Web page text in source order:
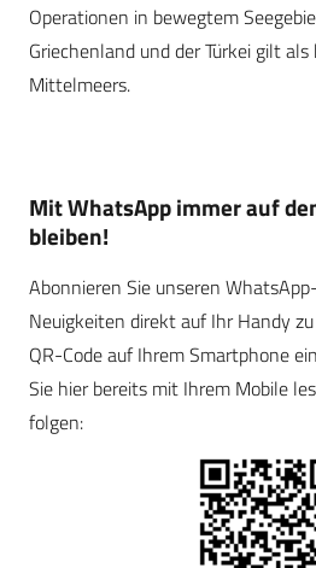
Operationen in bewegtem
Griechenland und der Türkei gilt als
Mittelmeers.
Mit WhatsApp immer auf
bleiben!
Abonnieren Sie unseren
Neuigkeiten direkt auf Ihr Handy
QR-Code auf Ihrem Smartphone
Sie hier bereits mit Ihrem Mobile
folgen: